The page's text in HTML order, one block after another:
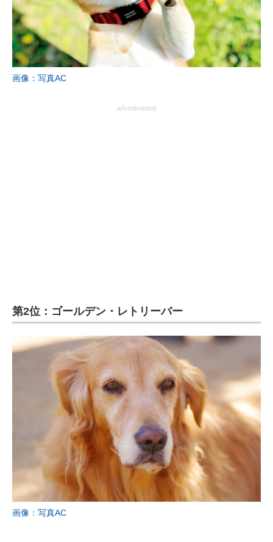
画像：写真AC
advertisement
第2位：ゴールデン・レトリーバー
画像：写真AC